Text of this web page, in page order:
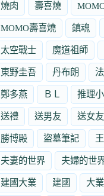
燒肉 壽喜燒
MOMO壽喜燒 鎮魂
太空戰士 魔道祖師
東野圭吾 丹布朗
鄭多燕 ＢＬ 推理
送禮 送男友 送女友
勝博殿 盜墓筆記
夫妻的世界 夫婦的世
建國大業 建國 大業